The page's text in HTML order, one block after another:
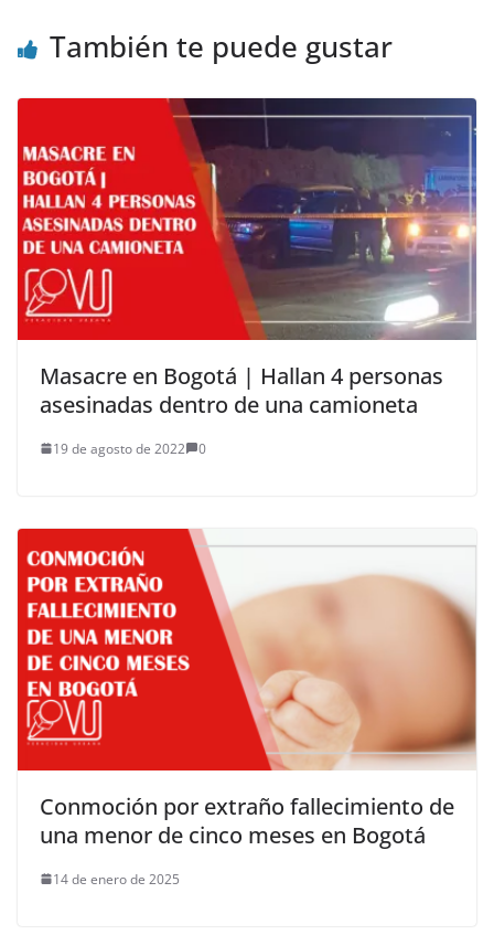
También te puede gustar
Masacre en Bogotá | Hallan 4 personas
asesinadas dentro de una camioneta
19 de agosto de 2022 0
Conmoción por extraño fallecimiento de
una menor de cinco meses en Bogotá
14 de enero de 2025